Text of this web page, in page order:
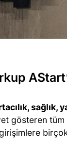
gösteren tüm